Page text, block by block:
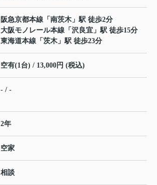
阪急京都本線 「 南茨木 」駅 徒歩2分
大阪モノレール本線 「 沢良宜 」駅 徒歩15分
東海道本線 「 茨木 」駅 徒歩23分
空有(1台) / 13,000円 (税込)
- / -
2年
空家
相談